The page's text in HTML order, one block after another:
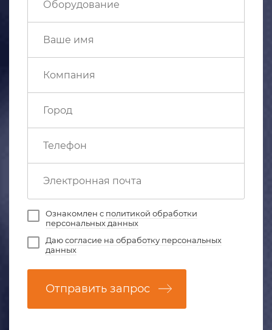
Ознакомлен с политикой обработки
персональных данных
Даюсогласие на обработку персональных
данных
Отправить запрос